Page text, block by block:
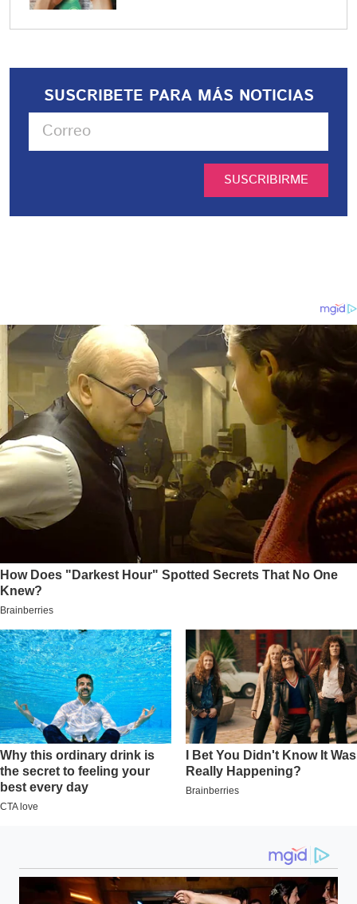
SUSCRIBETE PARA MÁS NOTICIAS
SUSCRIBIRME